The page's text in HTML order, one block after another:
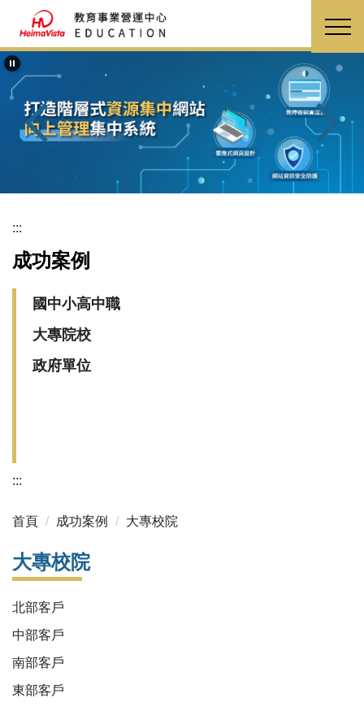
到
主
要
內
區
:::
成功案例
國中小高中職
大專院校
政府單位
:::
首頁 成功案例 大專校院
大專校院
北部客戶
中部客戶
南部客戶
東部客戶